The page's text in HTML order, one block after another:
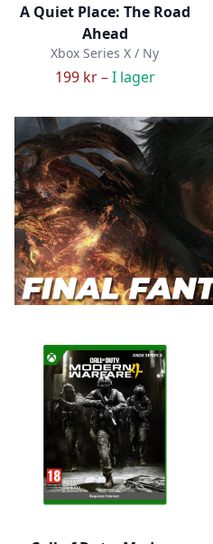
A Quiet Place: The Road
Ahead
Xbox Series X / Ny
199 kr –I lager